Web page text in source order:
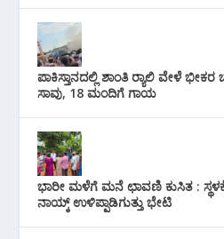
ಪಾಕಿಸ್ತಾನದಲ್ಲಿ ಶಾಂತಿ ರ‍್ಯಾಲಿ ವೇಳೆ
ಸಾವು, 18 ಮಂದಿಗೆ ಗಾಯ
ಭಾರೀ ಮಳೆಗೆ ಮನೆ ಛಾವಣಿ ಕುಸಿತ :
ನಾಯ್ಕ್ ಉಳಿಪ್ಪಾಡಿಗುತ್ತು ಭೇಟಿ